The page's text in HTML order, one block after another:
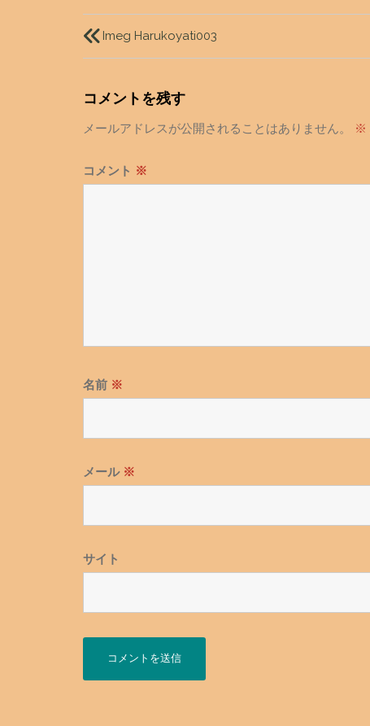
投
稿
ナ
ビ
ー
シ
ョ
Imeg Harukoyati003
コメントを残す
メールアドレスが公開されることはありません。 ※
コメント ※
名前 ※
メール ※
サイト